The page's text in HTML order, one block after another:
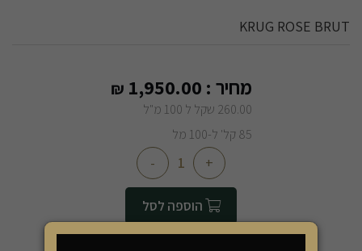
KRUG ROSE BRUT
מחיר : 1,950.00
₪
260.00 שקל ל 100 מ"ל
85 קל' ל-100 מל
+
-